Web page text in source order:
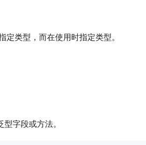
类型，而在使用时指定类型。
字段或方法。